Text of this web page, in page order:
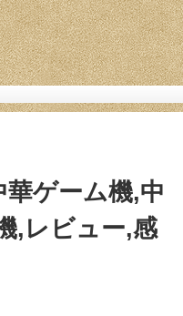
ゲーム機,中
,レビュー,感